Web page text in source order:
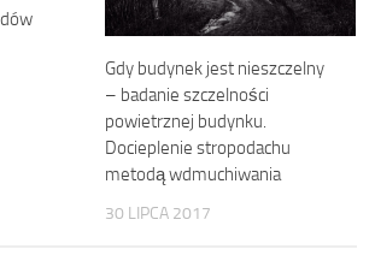
Gdy budynek jest nieszczelny
– badanie szczelności
powietrznej budynku.
Docieplenie stropodachu
metodą wdmuchiwania
30 LIPCA 2017